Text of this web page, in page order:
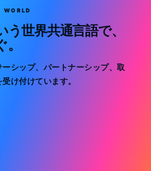
WORLD
世界共通言語で、
シップ、パートナーシップ、取
け付けています。